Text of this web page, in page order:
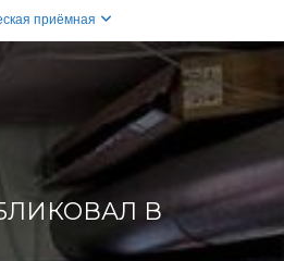
приёмная
В